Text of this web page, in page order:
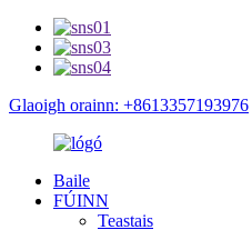
Glaoigh orainn: +8613357193976
Baile
FÚINN
Teastais